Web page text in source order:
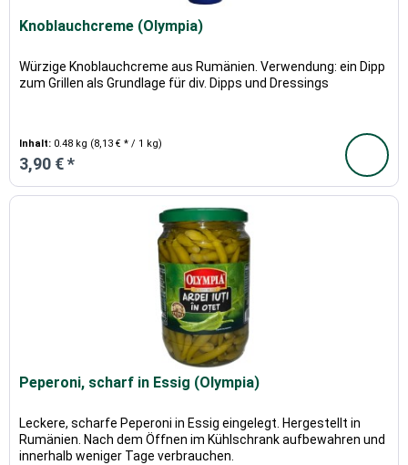
Knoblauchcreme (Olympia)
Würzige Knoblauchcreme aus Rumänien. Verwendung: ein Dipp
zum Grillen als Grundlage für div. Dipps und Dressings
Inhalt: 0.48 kg (8,13 € * / 1 kg)
3,90 € *
Peperoni, scharf in Essig (Olympia)
Leckere, scharfe Peperoni in Essig eingelegt. Hergestellt in
Rumänien. Nach dem Öffnen im Kühlschrank aufbewahren und
innerhalb weniger Tage verbrauchen.